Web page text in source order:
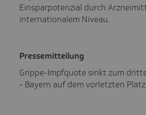
Einsparpotenzial durch
internationalem Niveau.
Pres­se­mit­tei­lung
Grippe-Impfquote sinkt zum
- Bayern auf dem vorletzten